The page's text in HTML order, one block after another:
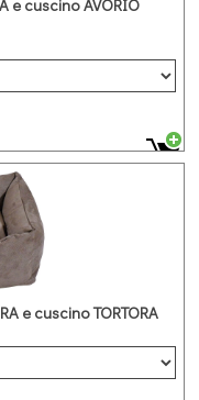
e cuscino AVORIO
FUCSIA con incisione
e cuscino TORTORA